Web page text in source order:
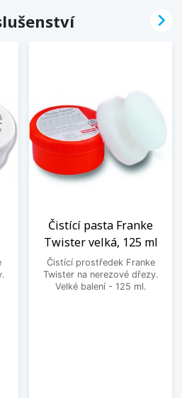
Čistící pasta Franke
Twister velká, 125 ml
Čistící prostředek Franke
Twister na nerezové dřezy.
Velké balení - 125 ml.
